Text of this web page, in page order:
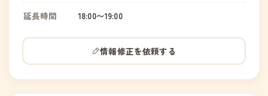
延長時間 18:00〜19:00
情報修正を依頼する